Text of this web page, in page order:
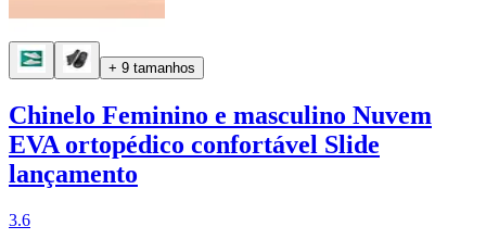
+ 9 tamanhos
Chinelo Feminino e masculino Nuvem
EVA ortopédico confortável Slide
lançamento
3.6